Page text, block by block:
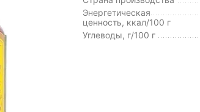
Энергетическая
ценность, ккал/100 г
Углеводы, г/100 г